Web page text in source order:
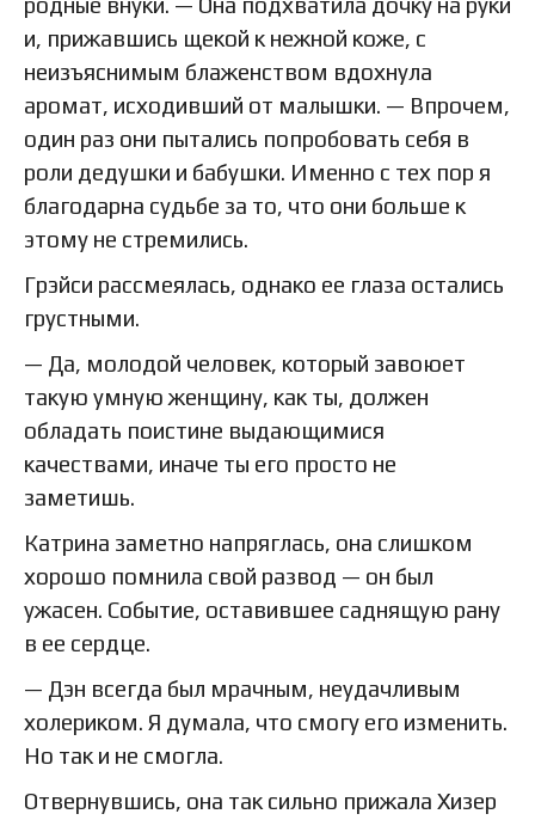
и, прижавшись щекой к нежной коже, с
неизъяснимым блаженством вдохнула
аромат, исходивший от малышки. — Впрочем,
один раз они пытались попробовать себя в
роли дедушки и бабушки. Именно с тех пор я
благодарна судьбе за то, что они больше к
этому не стремились.
Грэйси рассмеялась, однако ее глаза остались
грустными.
— Да, молодой человек, который завоюет
такую умную женщину, как ты, должен
обладать поистине выдающимися
качествами, иначе ты его просто не
заметишь.
Катрина заметно напряглась, она слишком
хорошо помнила свой развод — он был
ужасен. Событие, оставившее саднящую рану
в ее сердце.
— Дэн всегда был мрачным, неудачливым
холериком. Я думала, что смогу его изменить.
Но так и не смогла.
Отвернувшись, она так сильно прижала Хизер